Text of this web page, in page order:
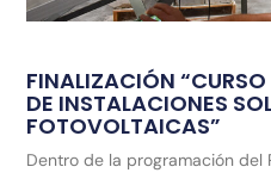
FINALIZACIÓN
DE INSTALACIONES
FOTOVOLTAICAS”
Dentro de la programación del